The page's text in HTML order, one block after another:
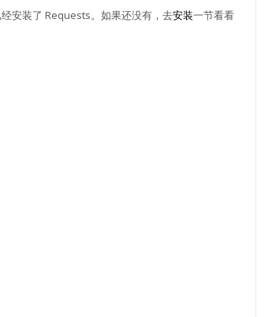
安装了 Requests。如果还没有，去安装一节看看